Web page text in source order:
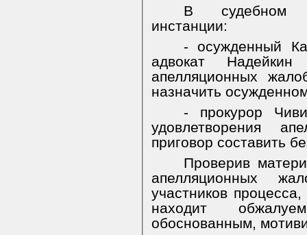
В судебном
инстанции:
- осужденный
адвокат
апелляционных
назначить
- прокурор
удовлетворения
приговор составить
Проверив
апелляционных
участников
находит
обоснованным,